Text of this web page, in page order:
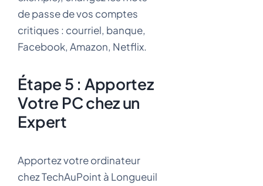
de passe de vos comptes
critiques : courriel, banque,
Facebook, Amazon, Netflix.
Étape 5 : Apportez
Votre PC chez un
Expert
Apportez votre ordinateur
chez TechAuPoint à Longueuil